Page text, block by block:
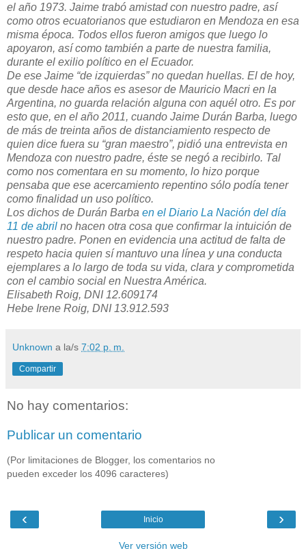
el año 1973. Jaime trabó amistad con nuestro padre, así
como otros ecuatorianos que estudiaron en Mendoza en esa
misma época. Todos ellos fueron amigos que luego lo
apoyaron, así como también a parte de nuestra familia,
durante el exilio político en el Ecuador.
De ese Jaime “de izquierdas” no quedan huellas. El de hoy,
que desde hace años es asesor de Mauricio Macri en la
Argentina, no guarda relación alguna con aquél otro. Es por
esto que, en el año 2011, cuando Jaime Durán Barba, luego
de más de treinta años de distanciamiento respecto de
quien dice fuera su “gran maestro”, pidió una entrevista en
Mendoza con nuestro padre, éste se negó a recibirlo. Tal
como nos comentara en su momento, lo hizo porque
pensaba que ese acercamiento repentino sólo podía tener
como finalidad un uso político.
Los dichos de Durán Barba en el Diario La Nación del día
11 de abril no hacen otra cosa que confirmar la intuición de
nuestro padre. Ponen en evidencia una actitud de falta de
respeto hacia quien sí mantuvo una línea y una conducta
ejemplares a lo largo de toda su vida, clara y comprometida
con el cambio social en Nuestra América.
Elisabeth Roig, DNI 12.609174
Hebe Irene Roig, DNI 13.912.593
Unknown a la/s 7:02 p. m.
Compartir
No hay comentarios:
Publicar un comentario
(Por limitaciones de Blogger, los comentarios no
pueden exceder los 4096 caracteres)
‹ ›
Inicio
Ver versión web